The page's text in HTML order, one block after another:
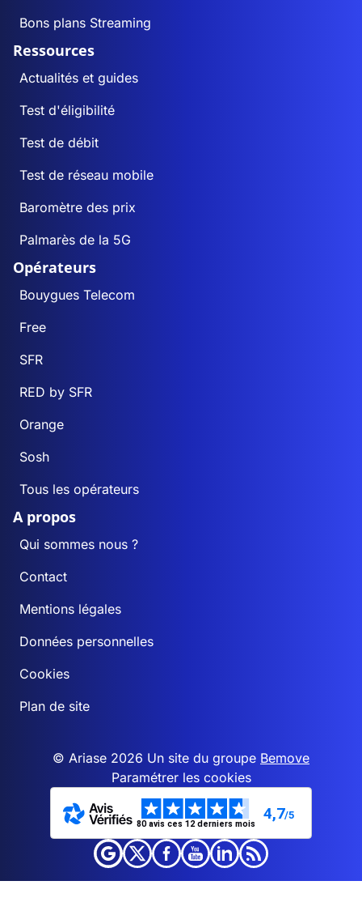
Bons plans Streaming
Ressources
Actualités et guides
Test d'éligibilité
Test de débit
Test de réseau mobile
Baromètre des prix
Palmarès de la 5G
Opérateurs
Bouygues Telecom
Free
SFR
RED by SFR
Orange
Sosh
Tous les opérateurs
A propos
Qui sommes nous ?
Contact
Mentions légales
Données personnelles
Cookies
Plan de site
© Ariase 2026 Un site du groupe Bemove
Paramétrer les cookies
80 avis ces 12 derniers mois
4,7/5